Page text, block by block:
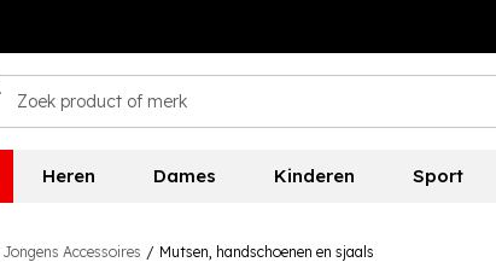
Heren Dames Kinderen Sport
Accessoires / Mutsen, handschoenen en sjaals